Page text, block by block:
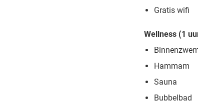
Gratis wifi
Wellness (1
Hammam
Sauna
Bubbelbad